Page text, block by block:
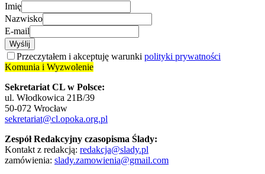
Imię
Nazwisko
E-mail
Wyślij
Przeczytałem i akceptuję warunki polityki prywatności
Komunia i Wyzwolenie
Sekretariat CL w Polsce:
ul. Włodkowica 21B/39
50-072 Wrocław
sekretariat@cl.opoka.org.pl
Zespół Redakcyjny czasopisma Ślady:
Kontakt z redakcją: redakcja@slady.pl
zamówienia: slady.zamowienia@gmail.com